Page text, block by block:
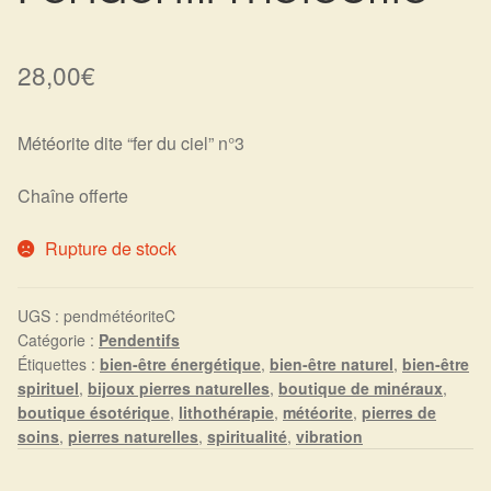
Harmonisation des lieux
Soin beauté
Sels de bain
Encens
Déco
Cadeaux de naissance
Ésotérisme : les pratiques spirituelles du monde invisible
28,00€
Météorite dite “fer du ciel” n°3
Chaîne offerte
Rupture de stock
UGS : pendmétéoriteC
Catégorie : Pendentifs
Étiquettes : bien-être énergétique, bien-être naturel, bien-être
spirituel, bijoux pierres naturelles, boutique de minéraux,
boutique ésotérique, lithothérapie, météorite, pierres de
soins, pierres naturelles, spiritualité, vibration